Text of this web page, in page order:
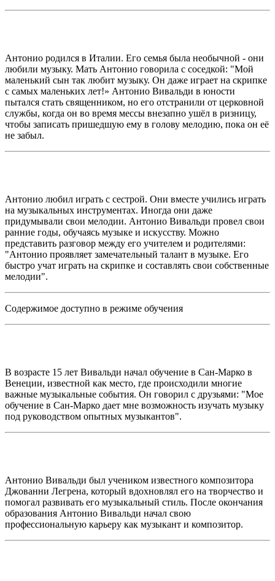
Антонио родился в Италии. Его семья была необычной - они
любили музыку. Мать Антонио говорила с соседкой: "Мой
маленький сын так любит музыку. Он даже играет на скрипке
с самых маленьких лет!» Антонио Вивальди в юности
пытался стать священником, но его отстранили от церковной
службы, когда он во время мессы внезапно ушёл в ризницу,
чтобы записать пришедшую ему в голову мелодию, пока он её
не забыл.
Антонио любил играть с сестрой. Они вместе учились играть
на музыкальных инструментах. Иногда они даже
придумывали свои мелодии. Антонио Вивальди провел свои
ранние годы, обучаясь музыке и искусству. Можно
представить разговор между его учителем и родителями:
"Антонио проявляет замечательный талант в музыке. Его
быстро учат играть на скрипке и составлять свои собственные
мелодии".
Содержимое доступно в режиме обучения
В возрасте 15 лет Вивальди начал обучение в Сан-Марко в
Венеции, известной как место, где происходили многие
важные музыкальные события. Он говорил с друзьями: "Мое
обучение в Сан-Марко дает мне возможность изучать музыку
под руководством опытных музыкантов".
Антонио Вивальди был учеником известного композитора
Джованни Легрена, который вдохновлял его на творчество и
помогал развивать его музыкальный стиль. После окончания
образования Антонио Вивальди начал свою
профессиональную карьеру как музыкант и композитор.